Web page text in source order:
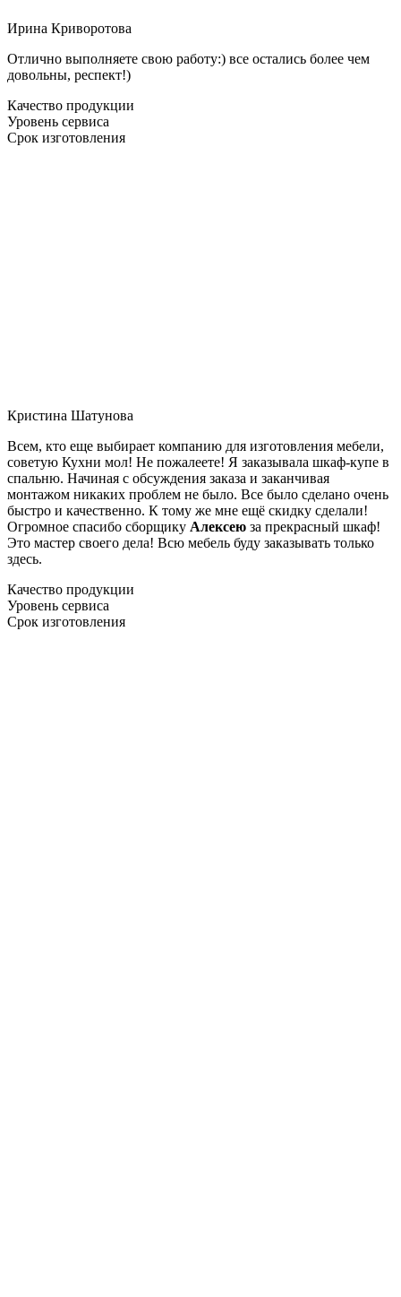
Ирина Криворотова
Отлично выполняете свою работу:) все остались более чем
довольны, респект!)
Качество продукции
Уровень сервиса
Срок изготовления
Кристина Шатунова
Всем, кто еще выбирает компанию для изготовления мебели,
советую Кухни мол! Не пожалеете! Я заказывала шкаф-купе в
спальню. Начиная с обсуждения заказа и заканчивая
монтажом никаких проблем не было. Все было сделано очень
быстро и качественно. К тому же мне ещё скидку сделали!
Огромное спасибо сборщику Алексею за прекрасный шкаф!
Это мастер своего дела! Всю мебель буду заказывать только
здесь.
Качество продукции
Уровень сервиса
Срок изготовления